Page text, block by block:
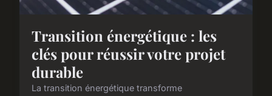
Transition énergétique : les
clés pour réussir votre projet
durable
La transition énergétique transforme